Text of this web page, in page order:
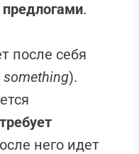
.
после себя
something).
него идет